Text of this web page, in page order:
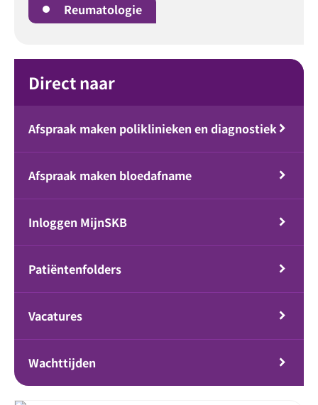
Reumatologie
Direct naar
Afspraak maken poliklinieken en diagnostiek
Afspraak maken bloedafname
Inloggen MijnSKB
Patiëntenfolders
Vacatures
Wachttijden